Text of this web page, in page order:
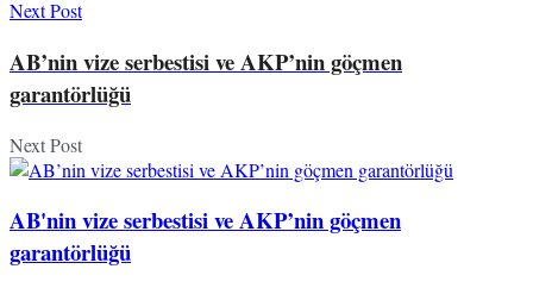
Next Post
AB’nin vize serbestisi ve AKP’nin göçmen
garantörlüğü
Next Post
AB'nin vize serbestisi ve AKP’nin göçmen
garantörlüğü